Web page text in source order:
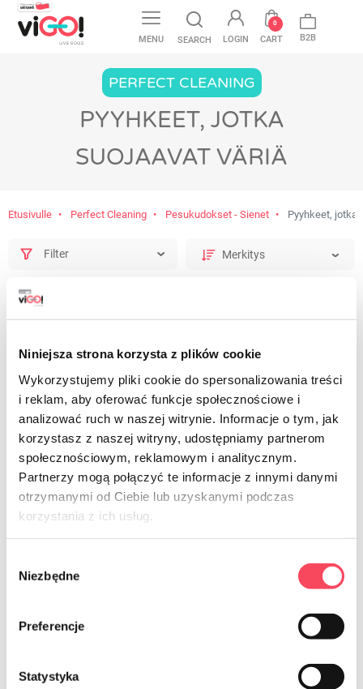
Niniejsza strona korzysta z plików cookie
Wykorzystujemy pliki cookie do spersonalizowania treści
i reklam, aby oferować funkcje społecznościowe i
analizować ruch w naszej witrynie. Informacje o tym, jak
korzystasz z naszej witryny, udostępniamy partnerom
społecznościowym, reklamowym i analitycznym.
Partnerzy mogą połączyć te informacje z innymi danymi
otrzymanymi od Ciebie lub uzyskanymi podczas
korzystania z ich usług.
zgody
Niezbędne
Preferencje
Statystyka
MENU SEARCH LOGIN CART
0
B2B
PERFECT CLEANING
PYYHKEET, JOTKA
SUOJAAVAT VÄRIÄ
Etusivulle Perfect Cleaning Pesukudokset - Sienet Pyyhkeet, jotka
Filter
viGO! Premium no.1